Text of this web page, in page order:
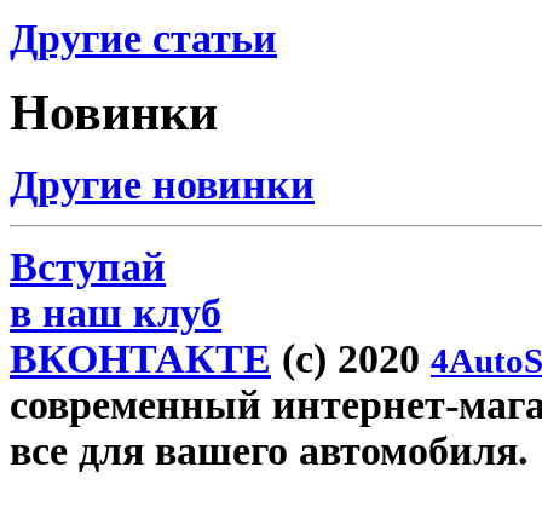
Другие статьи
Новинки
Другие новинки
Вступай
в наш клуб
ВКОНТАКТЕ (c) 2020
современный интернет-
все для вашего автомобиля.